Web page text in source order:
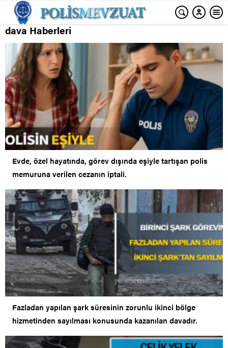
dava Haberleri
Evde, özel hayatında, görev dışında eşiyle tartışan polis
memuruna verilen cezanın iptali.
Fazladan yapılan şark süresinin zorunlu ikinci bölge
hizmetinden sayılması konusunda kazanılan davadır.